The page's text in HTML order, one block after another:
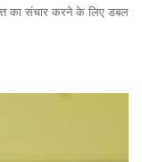
का संचार करने के लिए डबल